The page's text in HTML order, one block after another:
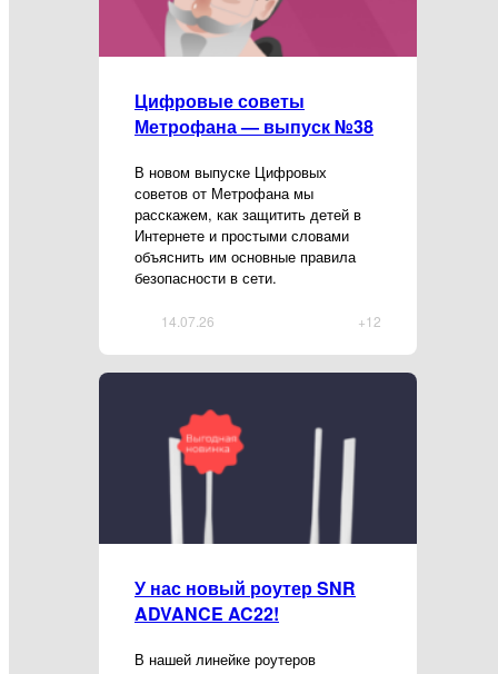
Цифровые советы
Метрофана — выпуск №38
В новом выпуске Цифровых
советов от Метрофана мы
расскажем, как защитить детей в
Интернете и простыми словами
объяснить им основные правила
безопасности в сети.
+12
14.07.26
У нас новый роутер SNR
ADVANCE AC22!
В нашей линейке роутеров